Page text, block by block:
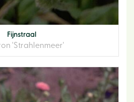
Fijnstraal
'Strahlenmeer'